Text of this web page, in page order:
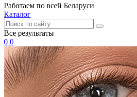
Работаем по всей Беларуси
Каталог
Все результаты
0 0